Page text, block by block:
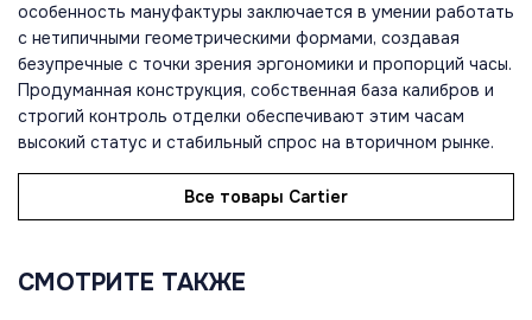
особенность мануфактуры заключается в умении работать
с нетипичными геометрическими формами, создавая
безупречные с точки зрения эргономики и пропорций часы.
Продуманная конструкция, собственная база калибров и
строгий контроль отделки обеспечивают этим часам
высокий статус и стабильный спрос на вторичном рынке.
Все товары Cartier
СМОТРИТЕ ТАКЖЕ